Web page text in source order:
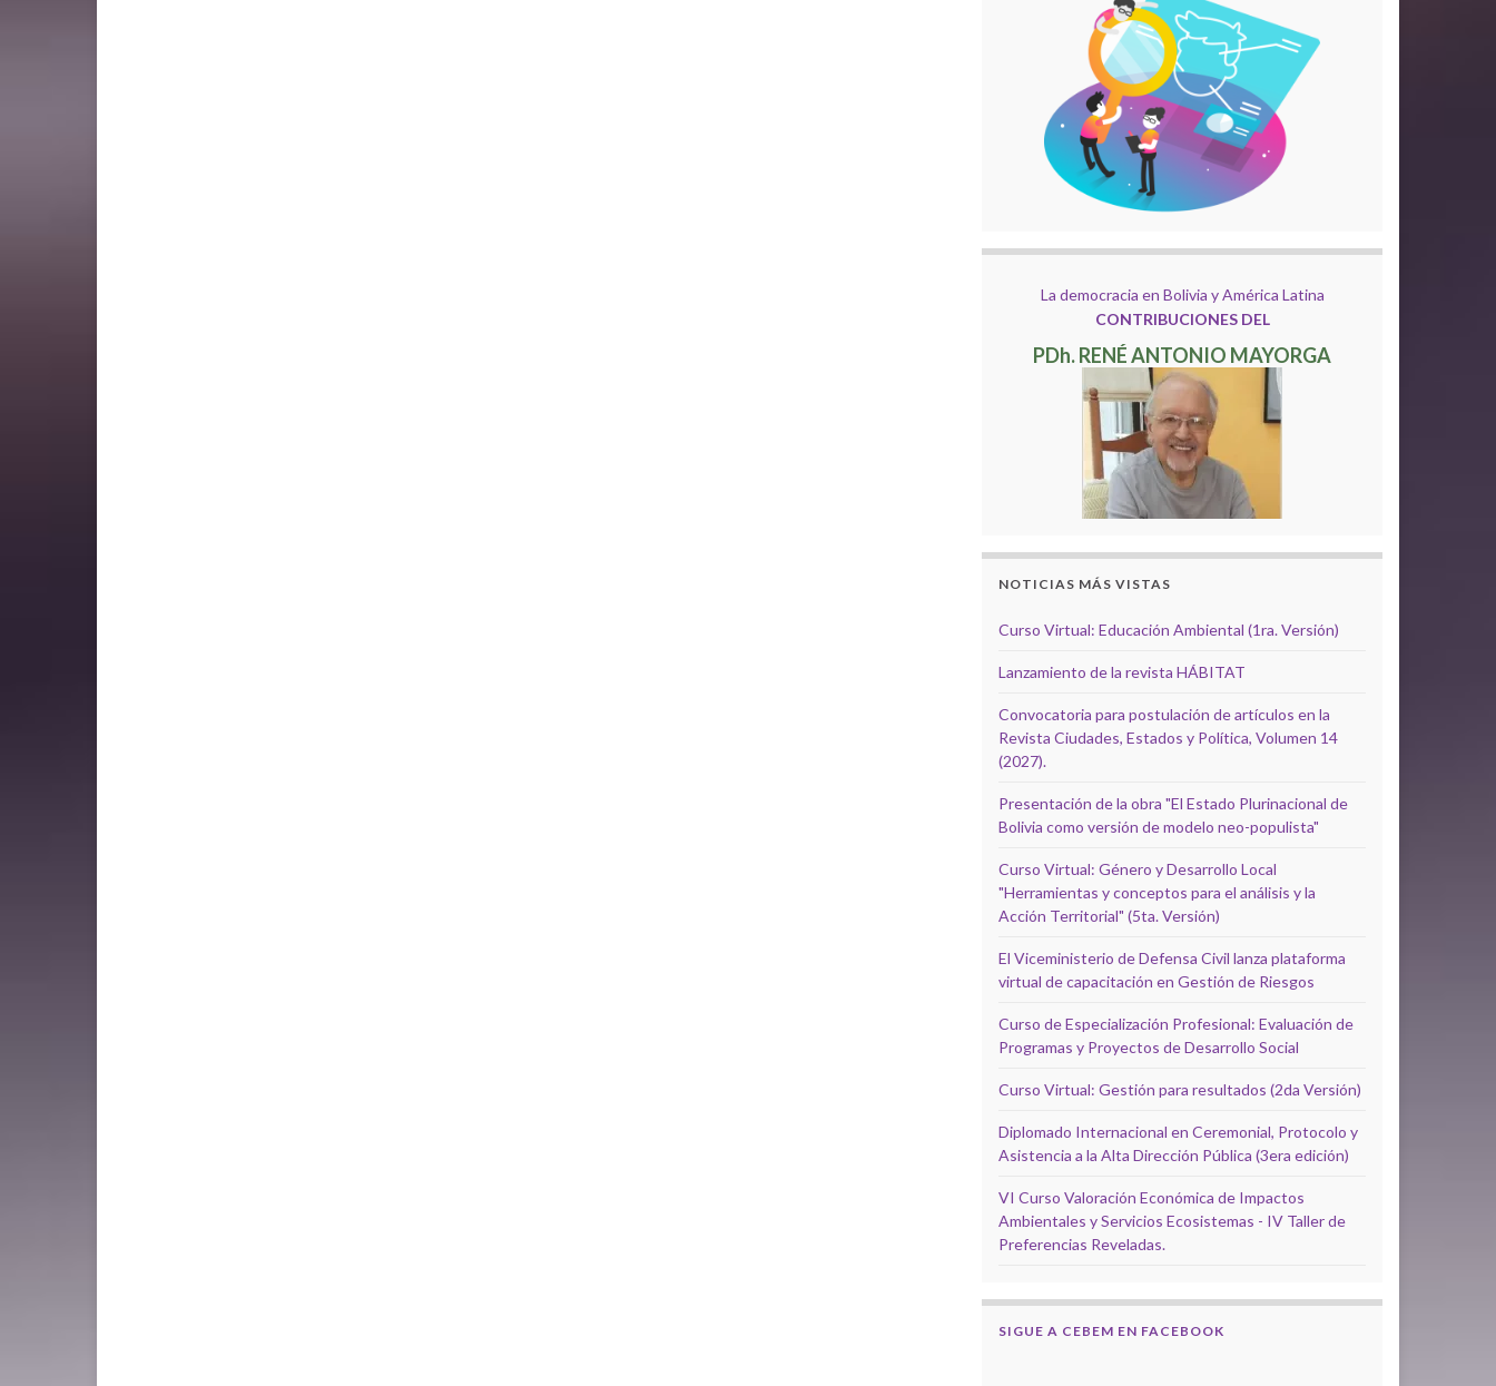
La democracia en Bolivia y América Latina
CONTRIBUCIONES DEL
PDh. RENÉ ANTONIO MAYORGA
NOTICIAS MÁS VISTAS
Curso Virtual: Educación Ambiental (1ra. Versión)
Lanzamiento de la revista HÁBITAT
Convocatoria para postulación de artículos en la
Revista Ciudades, Estados y Política, Volumen 14
(2027).
Presentación de la obra "El Estado Plurinacional de
Bolivia como versión de modelo neo-populista"
Curso Virtual: Género y Desarrollo Local
"Herramientas y conceptos para el análisis y la
Acción Territorial" (5ta. Versión)
El Viceministerio de Defensa Civil lanza plataforma
virtual de capacitación en Gestión de Riesgos
Curso de Especialización Profesional: Evaluación de
Programas y Proyectos de Desarrollo Social
Curso Virtual: Gestión para resultados (2da Versión)
Diplomado Internacional en Ceremonial, Protocolo y
Asistencia a la Alta Dirección Pública (3era edición)
VI Curso Valoración Económica de Impactos
Ambientales y Servicios Ecosistemas - IV Taller de
Preferencias Reveladas.
SIGUE A CEBEM EN FACEBOOK